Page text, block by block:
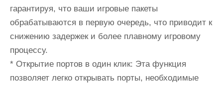
гарантируя, что ваши игровые пакеты
обрабатываются в первую очередь, что приводит к
снижению задержек и более плавному игровому
процессу.
* Открытие портов в один клик: Эта функция
позволяет легко открывать порты, необходимые